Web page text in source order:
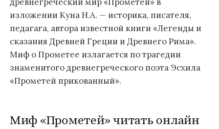
изложении Куна Н.А. — историка, писателя,
педагага, автора известной книги «Легенды и
сказания Древней Греции и Древнего Рима».
Миф о Прометее излагается по трагедии
знаменитого древнегреческого поэта Эсхила
«Прометей прикованный».
Миф «Прометей» читать онлайн